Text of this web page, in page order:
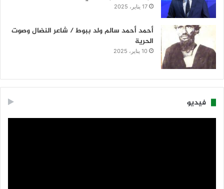
17 يناير، 2025
أحمد أحمد سالم ولد ببوط / شاعر النضال وصوت
الحرية
10 يناير، 2025
فيديو